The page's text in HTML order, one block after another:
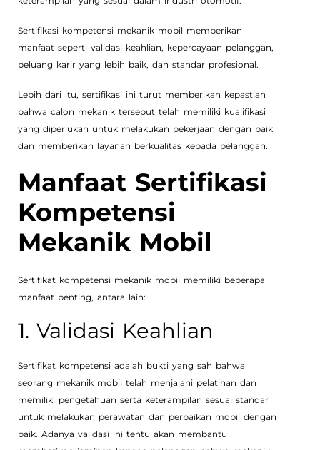
Sertifikasi kompetensi mekanik mobil memberikan
manfaat seperti validasi keahlian, kepercayaan pelanggan,
peluang karir yang lebih baik, dan standar profesional.
Lebih dari itu, sertifikasi ini turut memberikan kepastian
bahwa calon mekanik tersebut telah memiliki kualifikasi
yang diperlukan untuk melakukan pekerjaan dengan baik
dan memberikan layanan berkualitas kepada pelanggan.
Manfaat Sertifikasi
Kompetensi
Mekanik Mobil
Sertifikat kompetensi mekanik mobil memiliki beberapa
manfaat penting, antara lain:
1. Validasi Keahlian
Sertifikat kompetensi adalah bukti yang sah bahwa
seorang mekanik mobil telah menjalani pelatihan dan
memiliki pengetahuan serta keterampilan sesuai standar
untuk melakukan perawatan dan perbaikan mobil dengan
baik. Adanya validasi ini tentu akan membantu